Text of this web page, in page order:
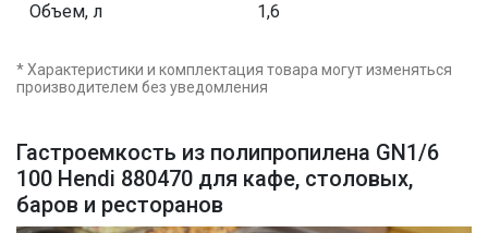
Гастроемкость из полипропилена GN1/6
100 Hendi 880470 для кафе, столовых,
баров и ресторанов
Объем, л 1,6
* Характеристики и комплектация товара могут изменяться
производителем без уведомления